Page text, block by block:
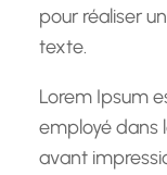
pour réaliser
texte.
Lorem Ipsum
employé dans
avant